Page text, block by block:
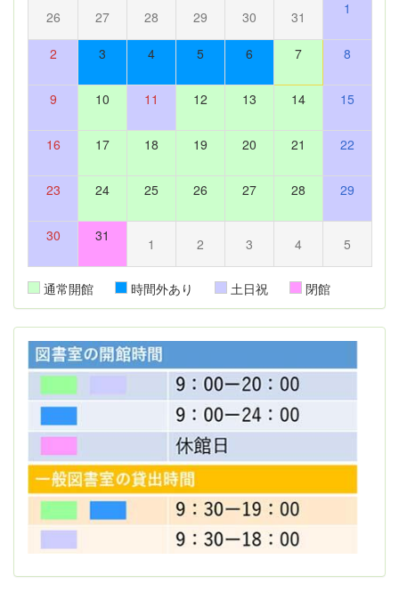
26 27 28 29 30 31 1
2 3 4 5 6 7 8
9 10 11 12 13 14 15
16 17 18 19 20 21 22
23 24 25 26 27 28 29
30 31 1 2 3 4 5
通常開館 時間外あり 土日祝 閉館